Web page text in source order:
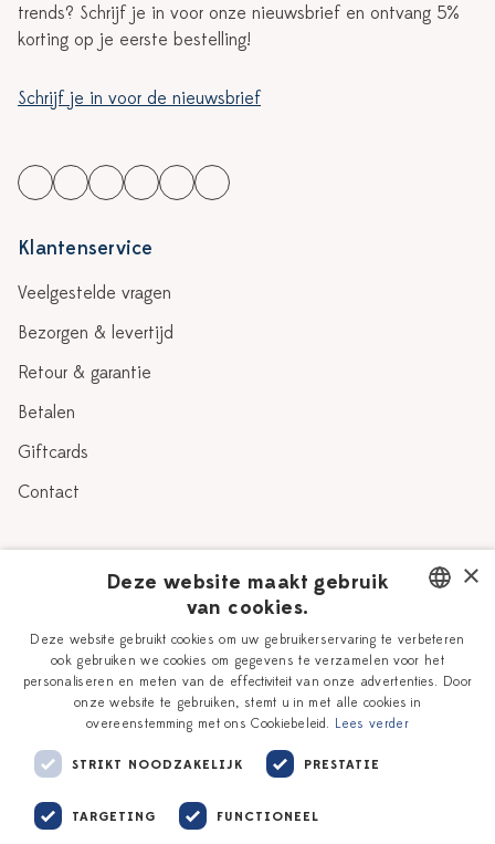
trends? Schrijf je in voor onze nieuwsbrief en ontvang 5%
korting op je eerste bestelling!
Schrijf je in voor de nieuwsbrief
Klantenservice
Veelgestelde vragen
Bezorgen & levertijd
Retour & garantie
Betalen
Giftcards
Contact
Verhaal
Onze plateelschilders
Delfts Blauw
Workshops
Vacatures
Zakelijk
DUTCH
ENGLISH
×
Deze website maakt gebruik
van cookies.
Deze website gebruikt cookies om uw gebruikerservaring te verbeteren
ook gebruiken we cookies om gegevens te verzamelen voor het
personaliseren en meten van de effectiviteit van onze advertenties. Door
onze website te gebruiken, stemt u in met alle cookies in
overeenstemming met ons Cookiebeleid. Lees verder
STRIKT NOODZAKELIJK PRESTATIE
TARGETING FUNCTIONEEL